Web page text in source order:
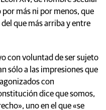
más ni por menos, que
que más arriba y entre
con voluntad de ser sujeto
sólo a las impresiones que
con
dice que somos,
uno en el que «se